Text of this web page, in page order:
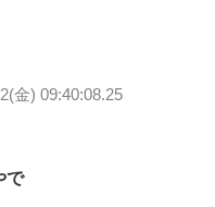
金) 09:40:08.25
で